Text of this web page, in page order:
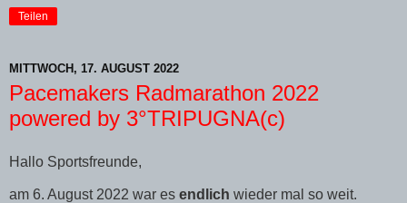
Teilen
MITTWOCH, 17. AUGUST 2022
Pacemakers Radmarathon 2022
powered by 3°TRIPUGNA(c)
Hallo Sportsfreunde,
am 6. August 2022 war es endlich wieder mal so weit.